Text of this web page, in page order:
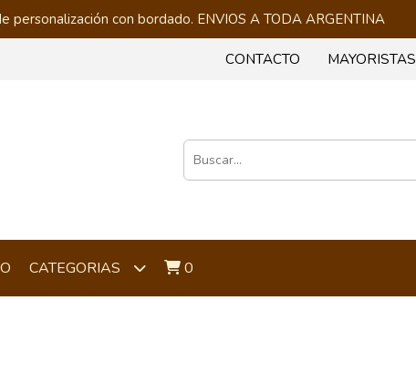
personalización con bordado. ENVIOS A TODA ARGENTINA
CONTACTO MAYORISTAS
CATEGORIAS 0